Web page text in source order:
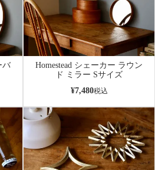
バ
Homestead シェーカー ラウン
ド ミラー Sサイズ
¥7,480税込